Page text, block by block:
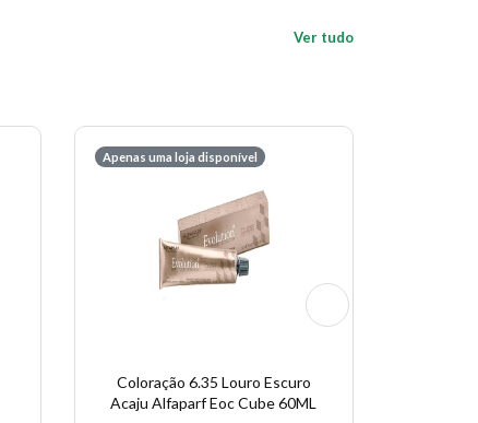
Ver tudo
Apenas uma loja disponível
Coloração 6.35 Louro Escuro
Acaju Alfaparf Eoc Cube 60ML